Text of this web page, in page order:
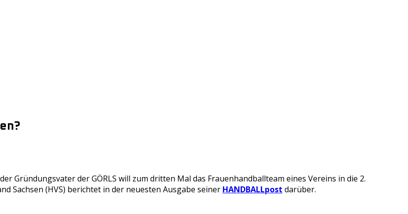
Gründungsvater der GÖRLS will zum dritten Mal das Frauenhandballteam eines Vereins in die 2.
Sachsen (HVS) berichtet in der neuesten Ausgabe seiner HANDBALLpost darüber.